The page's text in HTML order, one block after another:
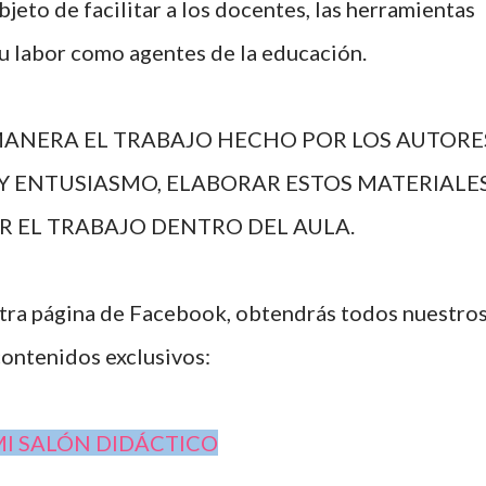
de facilitar a los docentes, las herramientas
labor como agentes de la educación.
EL TRABAJO HECHO POR LOS
ENTUSIASMO, ELABORAR ESTOS
EL TRABAJO DENTRO DEL AULA.
página de Facebook, obtendrás todos nuestros
exclusivos:
SALÓN DIDÁCTICO